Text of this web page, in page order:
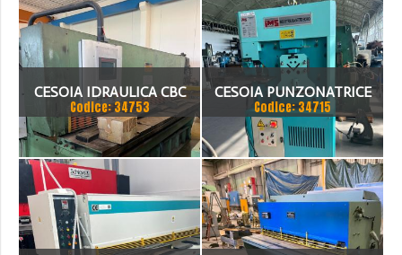
CESOIA IDRAULICA CBC
3050X6
Codice: 34753
CESOIA PUNZONATRICE
IMS HY 36 VA
Codice: 34715